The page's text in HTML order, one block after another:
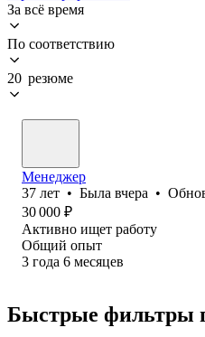
За всё время
По соответствию
20 резюме
Менеджер
37 лет • Была вчера •
30 000 ₽
Активно ищет работу
Общий опыт
3 года 6 месяцев
Быстрые фильтры